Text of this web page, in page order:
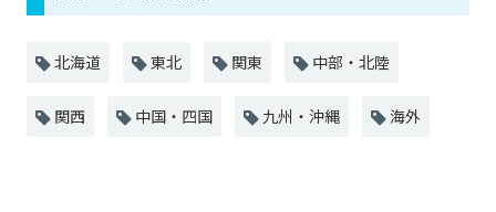
北海道 東北 関東 中部・北陸
関西 中国・四国 九州・沖縄 海外